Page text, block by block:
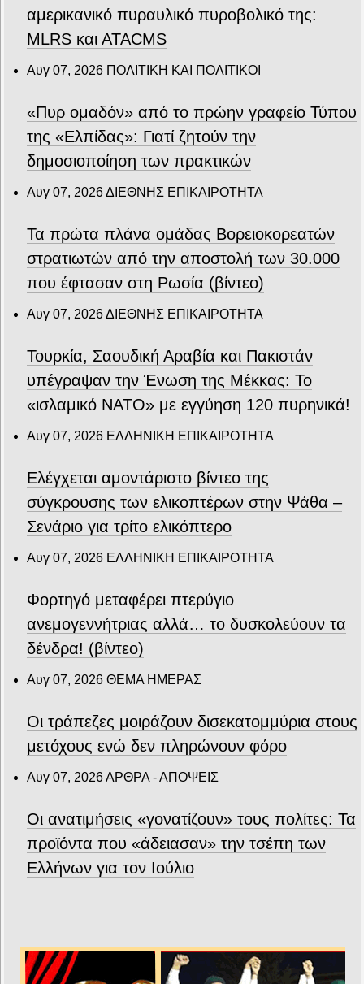
αμερικανικό πυραυλικό πυροβολικό της:
MLRS και ΑΤΑCMS
Αυγ 07, 2026 ΠΟΛΙΤΙΚΗ ΚΑΙ ΠΟΛΙΤΙΚΟΙ
«Πυρ ομαδόν» από το πρώην γραφείο Τύπου
της «Ελπίδας»: Γιατί ζητούν την
δημοσιοποίηση των πρακτικών
Αυγ 07, 2026ΔΙΕΘΝΗΣ ΕΠΙΚΑΙΡΟΤΗΤΑ
Τα πρώτα πλάνα ομάδας Βορειοκορεατών
στρατιωτών από την αποστολή των 30.000
που έφτασαν στη Ρωσία (βίντεο)
Αυγ 07, 2026ΔΙΕΘΝΗΣ ΕΠΙΚΑΙΡΟΤΗΤΑ
Τουρκία, Σαουδική Αραβία και Πακιστάν
υπέγραψαν την Ένωση της Μέκκας: Το
«ισλαμικό ΝΑΤΟ» με εγγύηση 120 πυρηνικά!
Αυγ 07, 2026 ΕΛΛΗΝΙΚΗ ΕΠΙΚΑΙΡΟΤΗΤΑ
Ελέγχεται αμοντάριστο βίντεο της
σύγκρουσης των ελικοπτέρων στην Ψάθα –
Σενάριο για τρίτο ελικόπτερο
Αυγ 07, 2026 ΕΛΛΗΝΙΚΗ ΕΠΙΚΑΙΡΟΤΗΤΑ
Φορτηγό μεταφέρει πτερύγιο
ανεμογεννήτριας αλλά… το δυσκολεύουν τα
δένδρα! (βίντεο)
Αυγ 07, 2026 ΘΕΜΑ ΗΜΕΡΑΣ
Οι τράπεζες μοιράζουν δισεκατομμύρια στους
μετόχους ενώ δεν πληρώνουν φόρο
Αυγ 07, 2026ΑΡΘΡΑ - ΑΠΟΨΕΙΣ
Οι ανατιμήσεις «γονατίζουν» τους πολίτες: Τα
προϊόντα που «άδειασαν» την τσέπη των
Ελλήνων για τον Ιούλιο